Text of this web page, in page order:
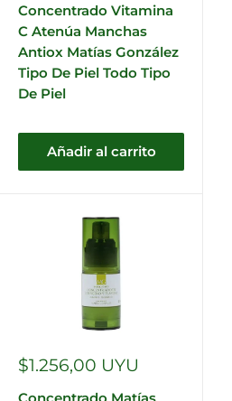
venta
Concentrado Vitamina
C Atenúa Manchas
Antiox Matías González
Tipo De Piel Todo Tipo
De Piel
Añadir al carrito
Precio
$1.256,00 UYU